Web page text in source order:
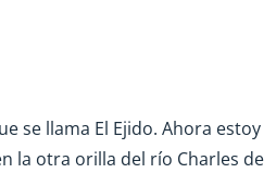
se llama El Ejido. Ahora estoy
la otra orilla del río Charles de